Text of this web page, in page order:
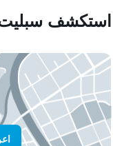
استكشف